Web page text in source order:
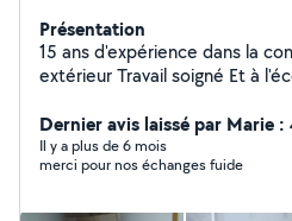
Présentation
15 ans d'expérience dans la
extérieur Travail soigné Et à l'écoute du client
intérieur extérieur Carrelage Maçonnerie Pose de
clôture Démoussage de toiture nettoyage de façade
N'hésitez pas à me contacter
Dernier avis laissé par Marie :
Il y a plus de 6 mois
merci pour nos échanges fuide